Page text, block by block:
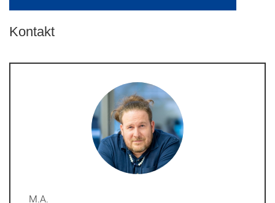
Kontakt
M.A.